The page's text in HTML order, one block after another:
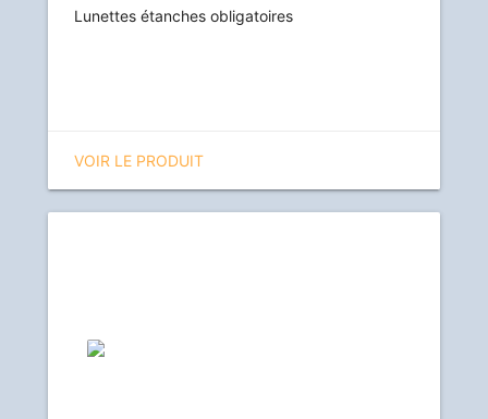
Lunettes étanches obligatoires
VOIR LE PRODUIT